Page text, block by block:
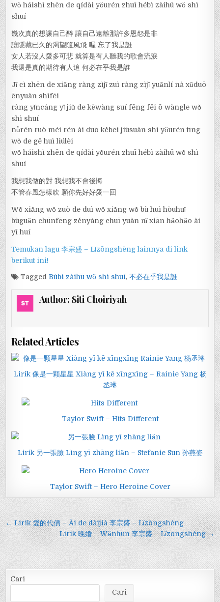
wǒ háishì zhēn de qídài yǒurén zhuī hébì zàihū wǒ shì
shuí
幾次真的想讓自己醉 讓自己遠離那許多恩怨是非
讓隱藏已久的渴望隨風飛 喔 忘了我是誰
女人若沒人愛多可悲 就算是有人聽我的歌會流淚
我還是真的期待有人追 何必在乎我是誰
Jǐ cì zhēn de xiǎng ràng zìjǐ zuì ràng zìjǐ yuǎnlí nà xǔduō
ēnyuàn shìfēi
ràng yǐncáng yǐ jiǔ de kěwàng suí fēng fēi ō wàngle wǒ
shì shuí
nǚrén ruò méi rén ài duō kěbēi jiùsuàn shì yǒurén tīng
wǒ de gē huì liúlèi
wǒ háishì zhēn de qídài yǒurén zhuī hébì zàihū wǒ shì
shuí
我想我做的對 我想我不會後悔
不管春風怎樣吹 願你先好好愛一回
Wǒ xiǎng wǒ zuò de duì wǒ xiǎng wǒ bù huì hòuhuǐ
bùguǎn chūnfēng zěnyàng chuī yuàn nǐ xiān hǎohǎo ài
yī huí
Temukan lagu 李宗盛 – Lǐzōngshèng lainnya di link
berikut ini!
Tagged Bùbì zàihū wǒ shì shuí,不必在乎我是誰
Author: Siti Choiriyah
Related Articles
Lirik 像是一颗星星 Xiàng yī kē xīngxīng – Rainie Yang 杨
丞琳
Taylor Swift – Hits Different
Lirik 另一張臉 Lìng yī zhāng liǎn – Stefanie Sun 孙燕姿
Taylor Swift – Hero Heroine Cover
Navigasi
pos
← Lirik 愛的代價 – Ài de dàijià 李宗盛 – Lǐzōngshèng
Lirik 晚婚 – Wǎnhūn 李宗盛 – Lǐzōngshèng →
Cari
Cari